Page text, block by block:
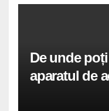
De unde
aparatul de